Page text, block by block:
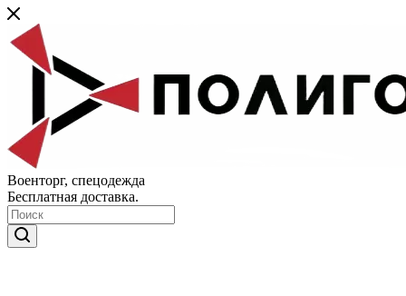
Военторг, спецодежда
Бесплатная доставка.